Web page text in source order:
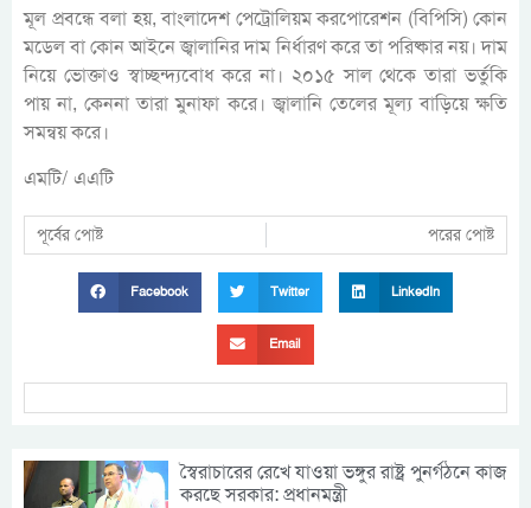
মূল প্রবন্ধে বলা হয়, বাংলাদেশ পেট্রোলিয়ম করপোরেশন (বিপিসি) কোন
মডেল বা কোন আইনে জ্বালানির দাম নির্ধারণ করে তা পরিষ্কার নয়। দাম
নিয়ে ভোক্তাও স্বাচ্ছন্দ্যবোধ করে না। ২০১৫ সাল থেকে তারা ভর্তুকি
পায় না, কেননা তারা মুনাফা করে। জ্বালানি তেলের মূল্য বাড়িয়ে ক্ষতি
সমন্বয় করে।
এমটি/ এএটি
পূর্বের পোষ্ট পরের পোষ্ট
Facebook Twitter LinkedIn
Email
স্বৈরাচারের রেখে যাওয়া ভঙ্গুর রাষ্ট্র পুনর্গঠনে কাজ
করছে সরকার: প্রধানমন্ত্রী